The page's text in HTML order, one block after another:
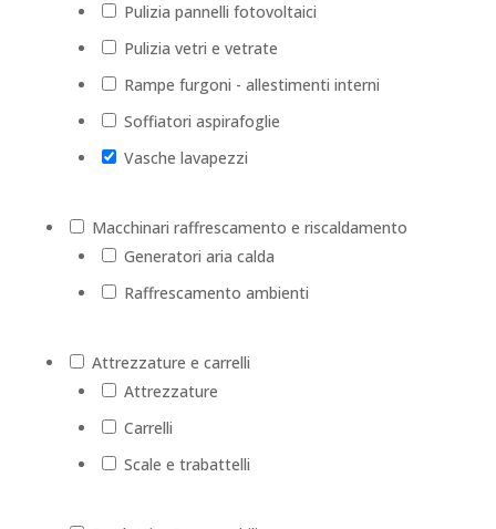
Pulizia pannelli fotovoltaici
Pulizia vetri e vetrate
Rampe furgoni - allestimenti interni
Soffiatori aspirafoglie
Vasche lavapezzi
Macchinari raffrescamento e riscaldamento
Generatori aria calda
Raffrescamento ambienti
Attrezzature e carrelli
Attrezzature
Carrelli
Scale e trabattelli